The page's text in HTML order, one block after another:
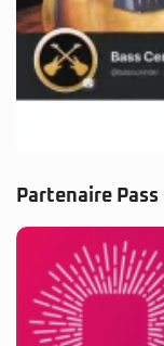
Partenaire